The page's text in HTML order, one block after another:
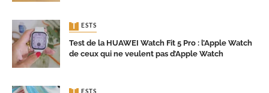
TESTS
Test de la HUAWEI Watch Fit 5 Pro : l’Apple Watch
de ceux qui ne veulent pas d’Apple Watch